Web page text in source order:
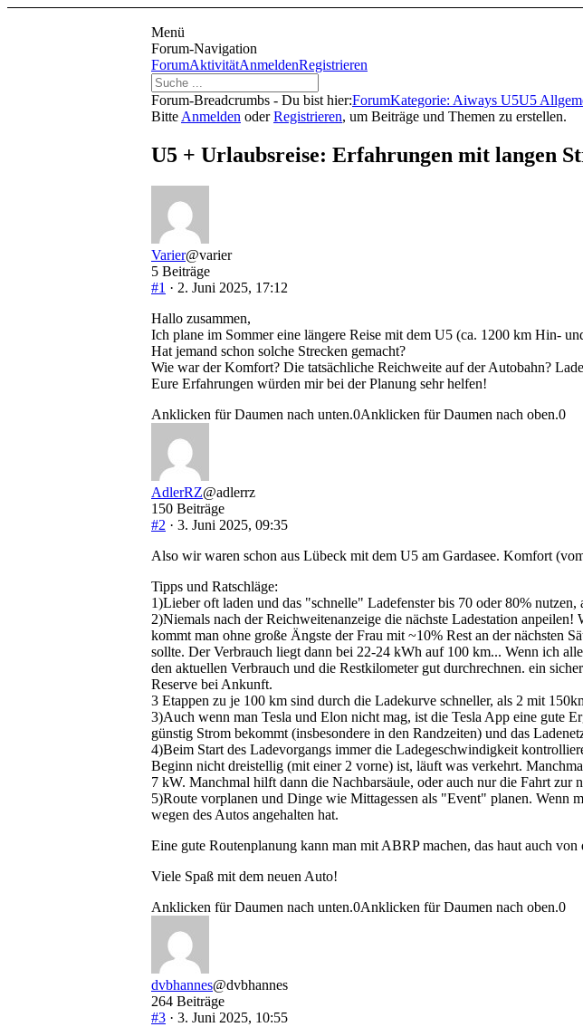
Menü
Forum-Navigation
ForumAktivitätAnmeldenRegistrieren
Forum-Breadcrumbs - Du bist hier:ForumKategorie: Aiways U5U5
Bitte Anmelden oderRegistrieren, um Beiträge und Themen zu erstellen.
U5 + Urlaubsreise: Erfahrungen mit langen
Varier@varier
5 Beiträge
#1 · 2. Juni 2025, 17:12
Hallo zusammen,
Ich plane im Sommer eine längere Reise mit dem U5 (ca. 1200 km Hin-
Hat jemand schon solche Strecken gemacht?
Wie war der Komfort? Die tatsächliche Reichweite auf der Autobahn?
Eure Erfahrungen würden mir bei der Planung sehr helfen!
Anklicken für Daumen nach unten.0Anklicken für Daumen nach oben.0
AdlerRZ@adlerrz
150 Beiträge
#2 · 3. Juni 2025, 09:35
Also wir waren schon aus Lübeck mit dem U5 am Gardasee. Komfort
Tipps und Ratschläge:
1)Lieber oft laden und das "schnelle" Ladefenster bis 70 oder 80% nutzen,
2)Niemals nach der Reichweitenanzeige die nächste Ladestation
kommt man ohne große Ängste der Frau mit ~10% Rest an der nächsten
sollte. Der Verbrauch liegt dann bei 22-24 kWh auf 100 km... Wenn ich
den aktuellen Verbrauch und die Restkilometer gut durchrechnen. ein
Reserve bei Ankunft.
3 Etappen zu je 100 km sind durch die Ladekurve schneller, als 2 mit
3)Auch wenn man Tesla und Elon nicht mag, ist die Tesla App eine gute
günstig Strom bekommt (insbesondere in den Randzeiten) und das
4)Beim Start des Ladevorgangs immer die Ladegeschwindigkeit
Beginn nicht dreistellig (mit einer 2 vorne) ist, läuft was verkehrt.
7 kW. Manchmal hilft dann die Nachbarsäule, oder auch nur die Fahrt zur
5)Route vorplanen und Dinge wie Mittagessen als "Event" planen. Wenn
wegen des Autos angehalten hat.
Eine gute Routenplanung kann man mit ABRP machen, das haut auch
Viele Spaß mit dem neuen Auto!
Anklicken für Daumen nach unten.0Anklicken für Daumen nach oben.0
dvbhannes@dvbhannes
264 Beiträge
#3 · 3. Juni 2025, 10:55